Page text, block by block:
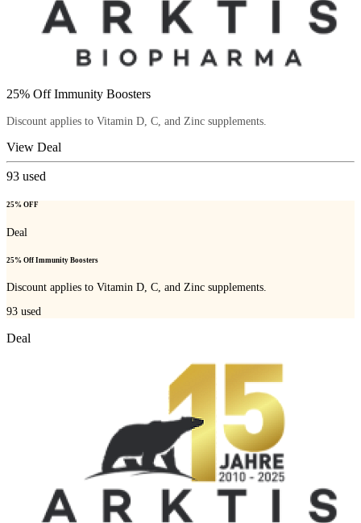
25% Off Immunity Boosters
Discount applies to Vitamin D, C, and Zinc supplements.
View Deal
93 used
25% OFF
Deal
25% Off Immunity Boosters
Discount applies to Vitamin D, C, and Zinc supplements.
93 used
Deal